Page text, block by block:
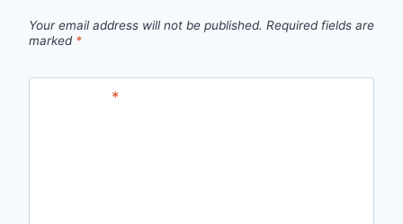
Your email address will not be published. Required fields are
marked *
*